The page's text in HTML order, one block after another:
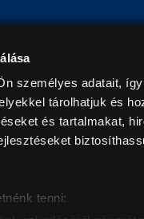
személyes adatait,
tárolhatjuk és
és tartalmakat,
tenni:
jog fenntartva! Euronics